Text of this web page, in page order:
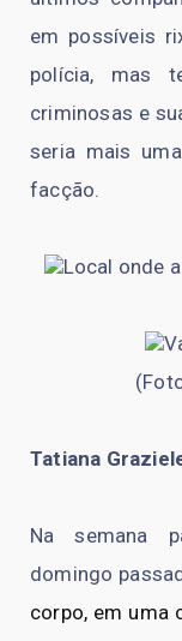
em possíveis
polícia, mas
criminosas e
seria mais
facção.
Local onde
Tatiana
Na semana
domingo
corpo, em uma